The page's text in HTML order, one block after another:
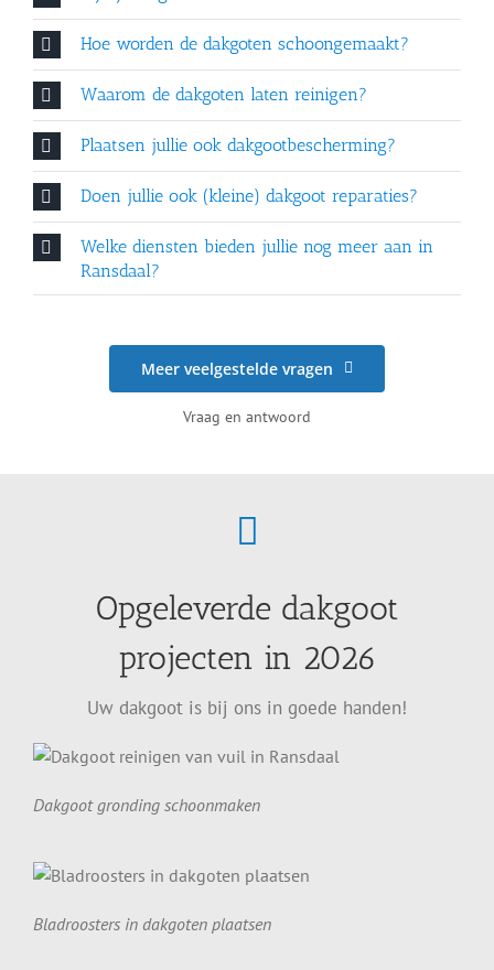
Hoe worden de dakgoten schoongemaakt?
Waarom de dakgoten laten reinigen?
Plaatsen jullie ook dakgootbescherming?
Doen jullie ook (kleine) dakgoot reparaties?
Welke diensten bieden jullie nog meer aan in
Ransdaal?
Meer veelgestelde vragen
Vraag en antwoord
Opgeleverde dakgoot
projecten in 2026
Uw dakgoot is bij ons in goede handen!
Dakgoot gronding schoonmaken
Bladroosters in dakgoten plaatsen